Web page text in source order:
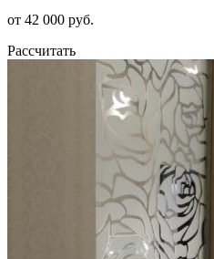
от 42 000 руб.
Рассчитать